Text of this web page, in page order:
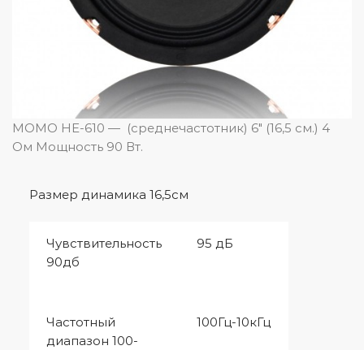
MOMO HE-610 — (среднечастотник) 6″ (16,5 см.) 4
Ом Мощность 90 Вт.
Размер динамика 16,5см
Чувствительность
90дб
95 дБ
Частотный
диапазон 100-
100Гц-10кГц